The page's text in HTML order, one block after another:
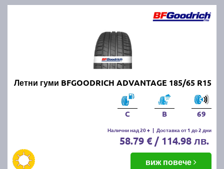
Летни гуми BFGOODRICH ADVANTAGE 185/65 R15
C B 69
Налични над 20 + | Доставка от 1 до 2 дни
58.79 € / 114.98 лв.
виж повече